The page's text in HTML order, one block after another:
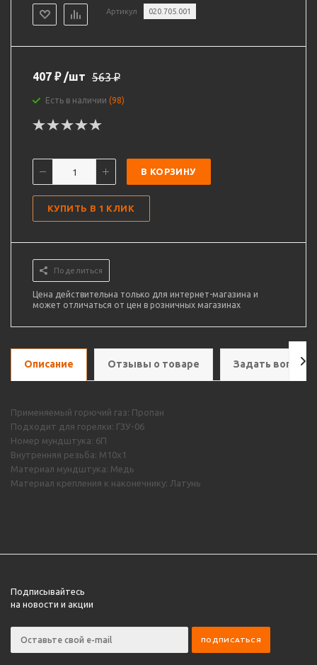
Артикул 020.705.001
407 ₽ /шт 563₽
Есть в наличии (98)
В КОРЗИНУ
КУПИТЬ В 1 КЛИК
Поделиться
Цена действительна только для интернет-магазина и
может отличаться от цен в розничных магазинах
Описание Отзывы о товаре Задать вопрос
Применяемый горючий газ: Пропан
Подходит для горелки: ГЗУ-06
Номер мундштука: 6П
Внутренняя резьба: М10х1
Материал мундштука: Медь
Материал крепления к наконечнику: Латунь
Подписывайтесь
на новости и акции